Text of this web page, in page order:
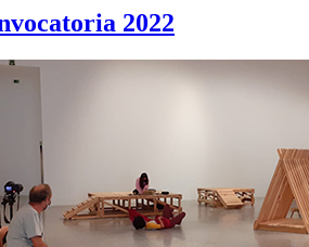
2022